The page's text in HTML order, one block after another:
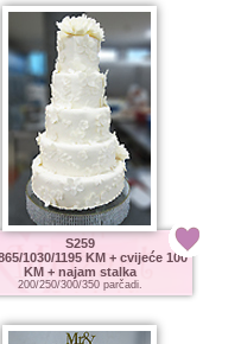
S259
1030/1195 KM+ cvijeće 100
KM + najam stalka
200/250/300/350 parčadi.